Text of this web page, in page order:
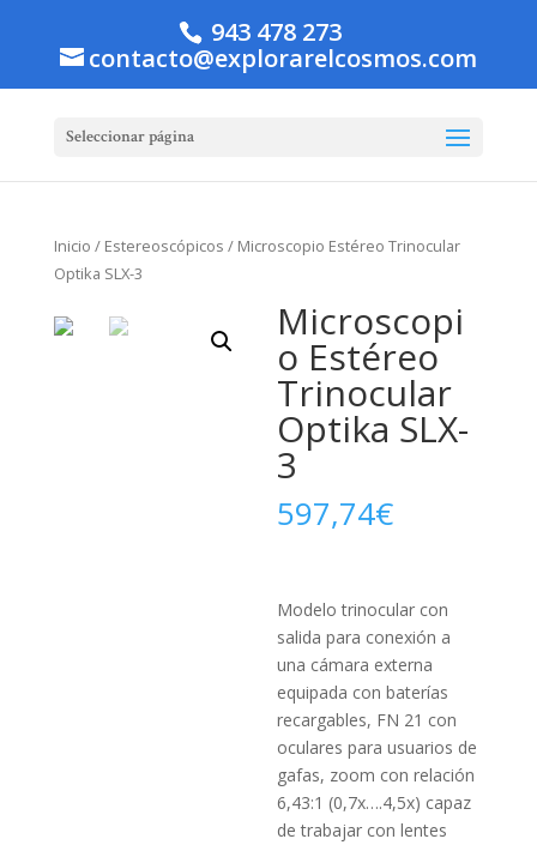
943 478 273
contacto@explorarelcosmos.com
Seleccionar página
Inicio / Estereoscópicos / Microscopio Estéreo Trinocular
Optika SLX-3
Microscopi
o Estéreo
Trinocular
Optika SLX-
3
597,74€
Modelo trinocular con
salida para conexión a
una cámara externa
equipada con baterías
recargables, FN 21 con
oculares para usuarios de
gafas, zoom con relación
6,43:1 (0,7x….4,5x) capaz
de trabajar con lentes